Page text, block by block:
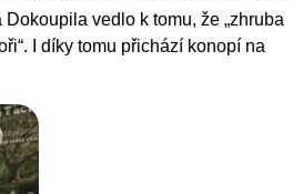
vedlo k tomu, že „zhruba
I díky tomu přichází konopí na